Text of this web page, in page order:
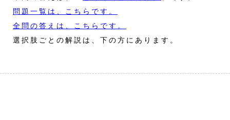
問題一覧は、こちらです。
全問の答えは、こちらです。
選択肢ごとの解説は、下の方にあります。